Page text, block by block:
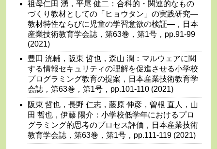
祖母仁田 湧，平尾 健二：合科的・関連的なもの
づくり教材としての「ヒョウタン」の実践研究―
教材特性ならびに児童の学習意欲の検証―，日本
産業技術教育学会誌，第63巻，第1号，pp.91-99
(2021)
豊田 洸輔，阪東 哲也，森山 潤：マルウェアに関
する情報セキュリティの理解を促進させる小学校
プログラミング教育の提案，日本産業技術教育学
会誌，第63巻，第1号，pp.101-110 (2021)
阪東 哲也，長野 仁志，藤原 伸彦，曽根 直人，山
田 哲也，伊藤 陽介：小学校低学年におけるプロ
グラミング的思考のプロセス評価，日本産業技術
教育学会誌，第63巻，第1号，pp.111-119 (2021)